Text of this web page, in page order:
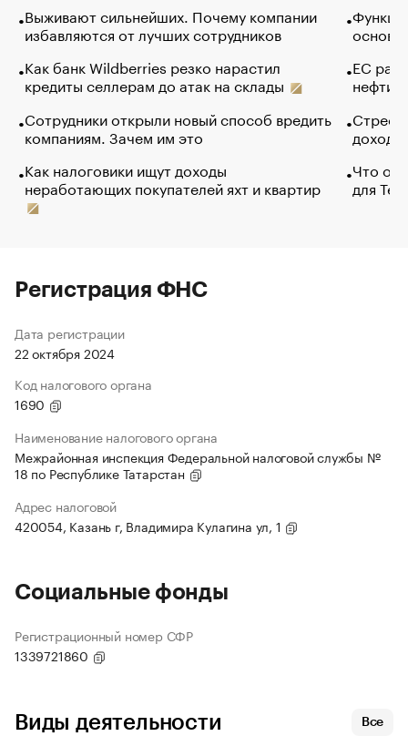
Выживают сильнейших. Почему компании
избавляются от лучших сотрудников
Как банк Wildberries резко нарастил
кредиты селлерам до атак на склады
Сотрудники открыли новый способ вредить
компаниям. Зачем им это
Как налоговики ищут доходы
неработающих покупателей яхт и квартир
основ
ЕС
нефти
Что
для
Регистрация ФНС
Дата регистрации
22 октября 2024
Код налогового органа
1690
Наименование налогового органа
Межрайонная инспекция Федеральной налоговой службы №
18 по Республике Татарстан
Адрес налоговой
420054, Казань г, Владимира Кулагина ул, 1
Социальные фонды
Регистрационный номер СФР
1339721860
Виды деятельности Все